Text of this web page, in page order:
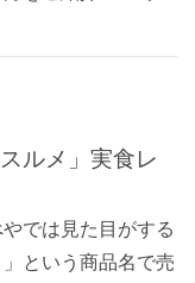
スルメ」実食レ
では見た目がする
という商品名で売